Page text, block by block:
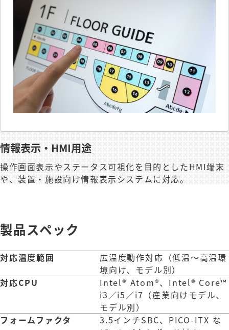
情報表示・HMI用途
操作画面表示やステータス可視化を目的としたHMI端末
や、装置・施設向け情報表示システムに対応。
製品スペック
対応温度範囲
広温度動作対応（低温～高温環
境向け、モデル別）
対応CPU
Intel® Atom®、Intel® Core™
i3／i5／i7（産業向けモデル、
モデル別）
フォームファクタ
3.5インチSBC、PICO‑ITX な